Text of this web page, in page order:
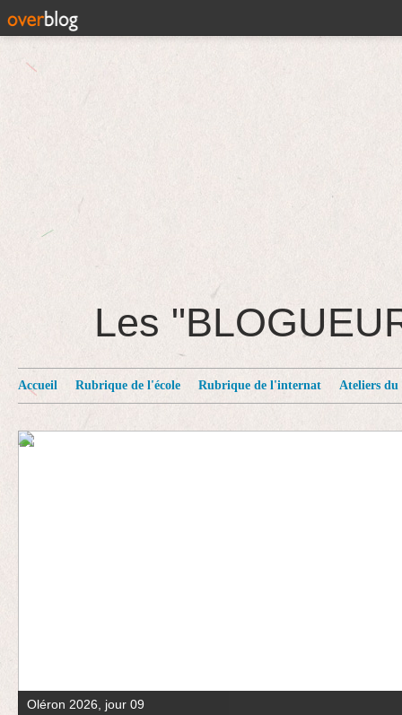
Les
Accueil Rubrique de l'école Rubrique de l'internat Ateliers du
Oléron 2026, jour 09